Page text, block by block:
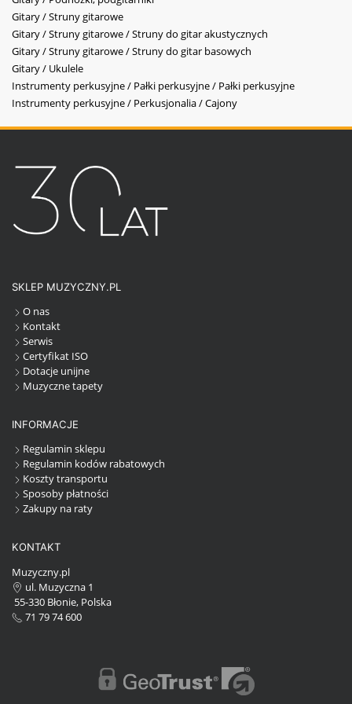
Gitary / Struny gitarowe
Gitary / Struny gitarowe / Struny do gitar akustycznych
Gitary / Struny gitarowe / Struny do gitar basowych
Gitary / Ukulele
Instrumenty perkusyjne / Pałki perkusyjne / Pałki perkusyjne
Instrumenty perkusyjne / Perkusjonalia / Cajony
SKLEP MUZYCZNY.PL
O nas
Kontakt
Serwis
Certyfikat ISO
Dotacje unijne
Muzyczne tapety
INFORMACJE
Regulamin sklepu
Regulamin kodów rabatowych
Koszty transportu
Sposoby płatności
Zakupy na raty
KONTAKT
Muzyczny.pl
ul. Muzyczna 1
55-330 Błonie, Polska
71 79 74 600